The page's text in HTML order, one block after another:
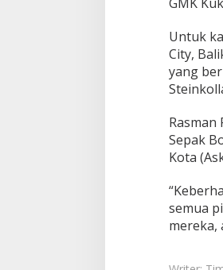
Untuk
City,
yang
Sepak
Kota
semua
mereka,